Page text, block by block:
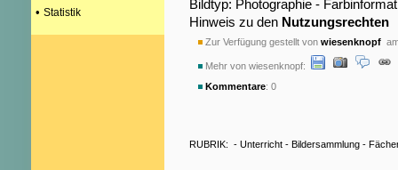
• Statistik
Bildtyp: Photographie -
Hinweis zu den Nutzungsrechten
Zur Verfügung gestellt von wiesenknopf
Mehr von wiesenknopf:
Kommentare: 0
RUBRIK: - Unterricht - Bildersammlung -